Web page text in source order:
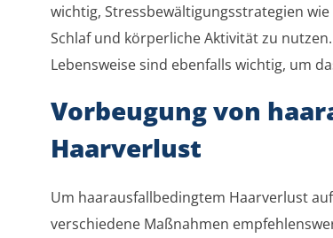
wichtig, Stressbewältigungsstrategien
Schlaf und körperliche Aktivität zu
Lebensweise sind ebenfalls wichtig, um
Vorbeugung von
Haarverlust
Um haarausfallbedingtem Haarverlust
verschiedene Maßnahmen